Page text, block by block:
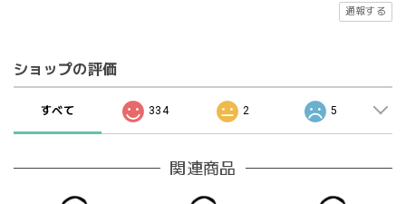
通報する
ショップの評価
すべて 334 2 5
関連商品